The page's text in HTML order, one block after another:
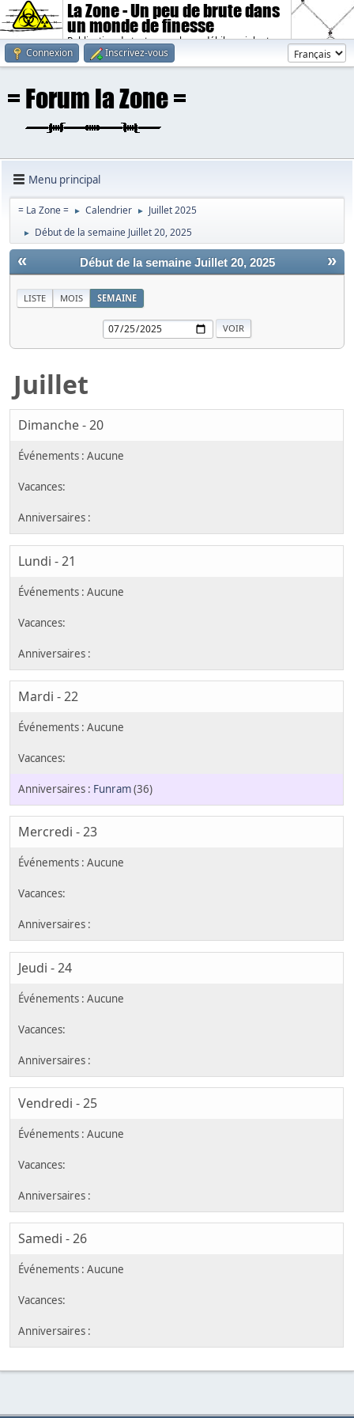
La Zone - Un peu de brute dans
un monde de finesse
Publication de textes sombres, débiles, violents.
Connexion
Inscrivez-vous
Menu principal
= La Zone = ► Calendrier ► Juillet 2025
► Début de la semaine Juillet 20, 2025
« »
Début de la semaine Juillet 20, 2025
LISTE MOIS SEMAINE
Juillet
Dimanche - 20
Lundi - 21
Mardi - 22
Funram(36)
Mercredi - 23
Jeudi - 24
Vendredi - 25
Samedi - 26